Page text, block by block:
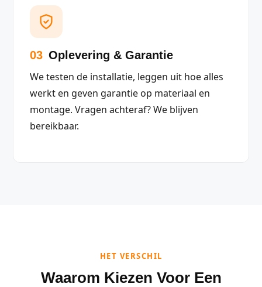
03 Oplevering & Garantie
We testen de installatie, leggen uit hoe alles
werkt en geven garantie op materiaal en
montage. Vragen achteraf? We blijven
bereikbaar.
HET VERSCHIL
Waarom Kiezen Voor Een